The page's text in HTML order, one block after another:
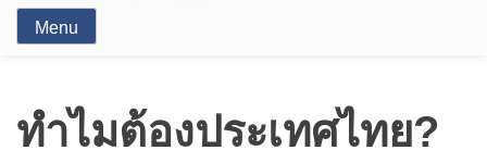
Menu
ทำไมต้องประเทศไทย?